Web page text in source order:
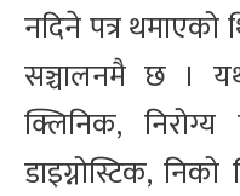
नदिने पत्र थमाएको
सञ्चालनमै छ ।
क्लिनिक, निरोग्य
डाइग्नोस्टिक,